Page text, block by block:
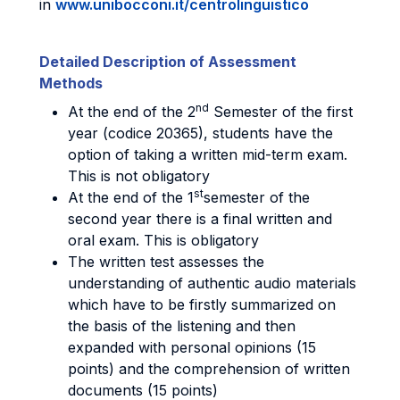
in www.unibocconi.it/centrolinguistico
Detailed Description of Assessment
Methods
At the end of the 2nd Semester of the first
year (codice 20365), students have the
option of taking a written mid-term exam.
This is not obligatory
At the end of the 1stsemester of the
second year there is a final written and
oral exam. This is obligatory
The written test assesses the
understanding of authentic audio materials
which have to be firstly summarized on
the basis of the listening and then
expanded with personal opinions (15
points) and the comprehension of written
documents (15 points)